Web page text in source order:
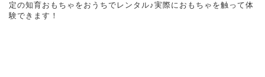
定の知育おもちゃをおうちでレンタル♪実際におもちゃを触って体
験できます！